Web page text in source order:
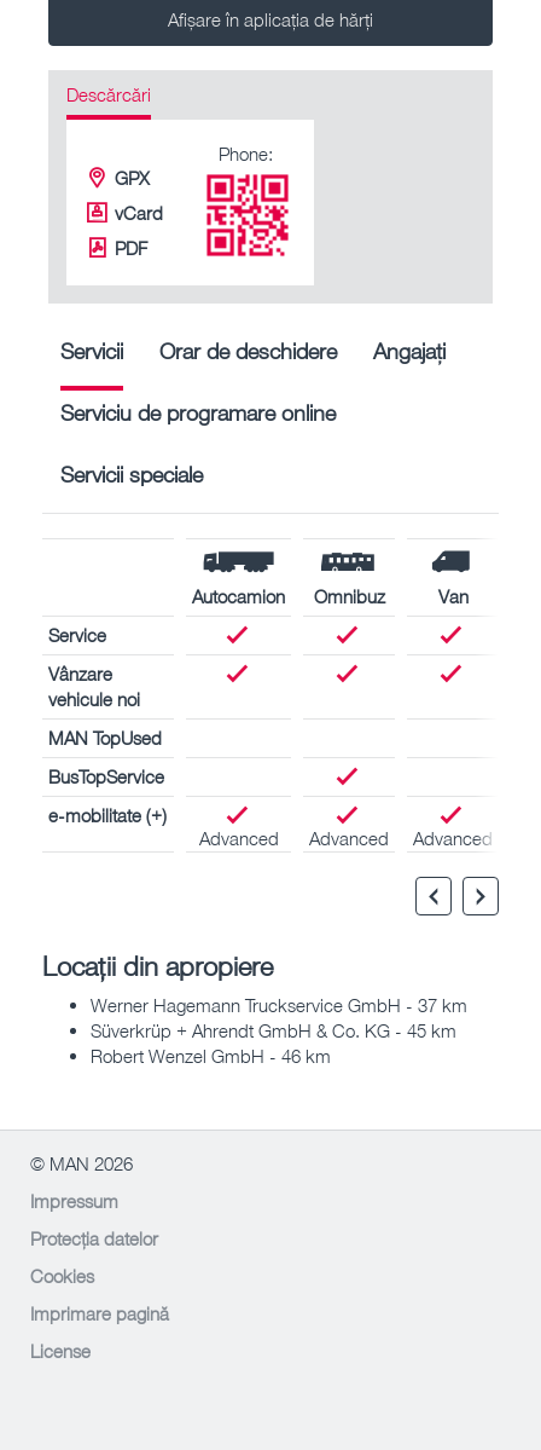
Afișare în aplicația de hărți
Descărcări
GPX
vCard
PDF
Phone:
Servicii Orar de deschidere Angajați
Serviciu de programare online
Servicii speciale
Autocamion Omnibuz
Van
Service
Vânzare
vehicule noi
MAN TopUsed
BusTopService
e-mobilitate (+)
Advanced
Advanced Advanced
Locații din apropiere
Werner Hagemann Truckservice GmbH - 37 km
Süverkrüp + Ahrendt GmbH & Co. KG - 45 km
Robert Wenzel GmbH - 46 km
© MAN 2026
Impressum
Protecția datelor
Cookies
Imprimare pagină
License